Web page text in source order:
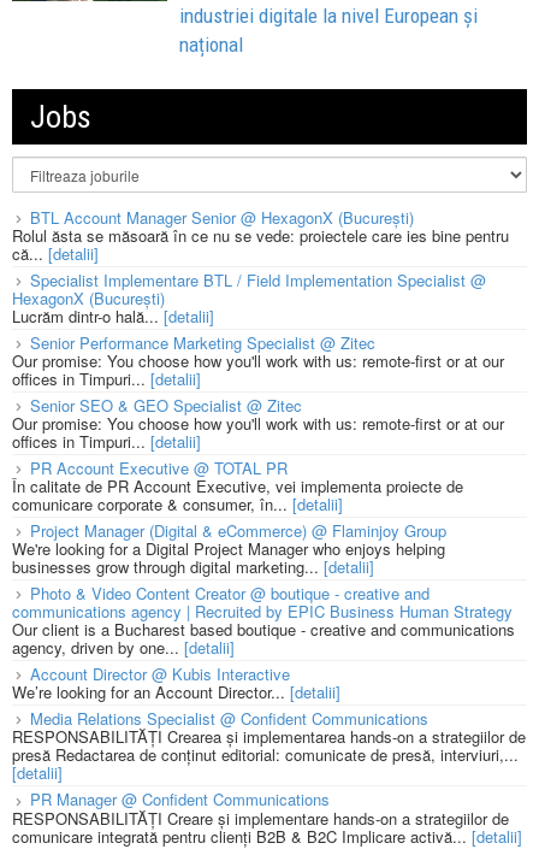
industriei digitale la nivel European și
național
Jobs
BTL Account Manager Senior @ HexagonX (București)
Rolul ăsta se măsoară în ce nu se vede: proiectele care ies bine pentru
că... [detalii]
Specialist Implementare BTL / Field Implementation Specialist @
HexagonX (București)
Lucrăm dintr-o hală...[detalii]
Senior Performance Marketing Specialist @ Zitec
Our promise: You choose how you'll work with us: remote-first or at our
offices in Timpuri... [detalii]
Senior SEO & GEO Specialist @ Zitec
Our promise: You choose how you'll work with us: remote-first or at our
offices in Timpuri... [detalii]
PR Account Executive @ TOTAL PR
În calitate de PR Account Executive, vei implementa proiecte de
comunicare corporate & consumer, în... [detalii]
Project Manager (Digital & eCommerce) @ Flaminjoy Group
We're looking for a Digital Project Manager who enjoys helping
businesses grow through digital marketing... [detalii]
Photo & Video Content Creator @ boutique - creative and
communications agency | Recruited by EPIC Business Human Strategy
Our client is a Bucharest based boutique - creative and communications
agency, driven by one... [detalii]
Account Director @ Kubis Interactive
We’re looking for an Account Director... [detalii]
Media Relations Specialist @ Confident Communications
RESPONSABILITĂȚI Crearea și implementarea hands-on a strategiilor de
presă Redactarea de conținut editorial: comunicate de presă, interviuri,...
[detalii]
PR Manager @ Confident Communications
RESPONSABILITĂȚI Creare și implementare hands-on a strategiilor de
comunicare integrată pentru clienți B2B & B2C Implicare activă... [detalii]